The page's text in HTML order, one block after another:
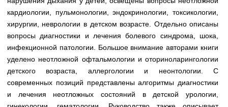
кардиологии, пульмонологии, эндокринологии, токсикологии,
хирургии, неврологии в детском возрасте. Отдельно описаны
вопросы диагностики и лечения болевого синдрома, шока,
инфекционной патологии. Большое внимание авторами книги
уделено неотложной офтальмологии и оториноларингологии
детского возраста, аллергологии и неонтологии. С
современных позиций представлены алгоритмы диагностики
и лечения неотложных состояний в детской урологии,